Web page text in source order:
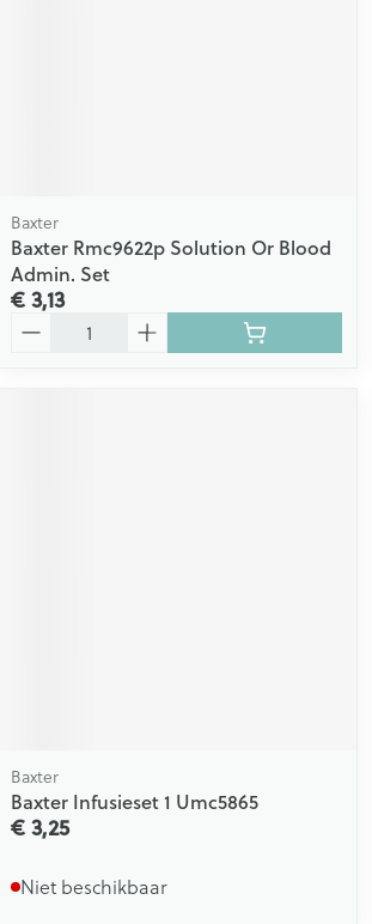
Baxter
Baxter Rmc9622p Solution Or Blood
Admin. Set
€ 3,13
Baxter
Baxter Infusieset 1 Umc5865
€ 3,25
Niet beschikbaar